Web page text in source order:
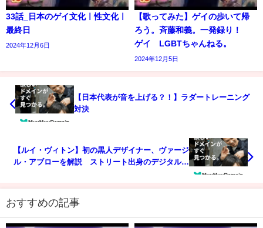
33話_日本のゲイ文化ㅣ性文化ㅣ
最終日
2024年12月6日
【歌ってみた】ゲイの歩いて帰
ろう。斉藤和義。一発録り！
ゲイ LGBTちゃんねる。
2024年12月5日
【日本代表が音を上げる？！】ラダートレーニング
対決
【ルイ・ヴィトン】初の黒人デザイナー、ヴァージ
ル・アブローを解説 ストリート出身のデジタルネ
おすすめの記事